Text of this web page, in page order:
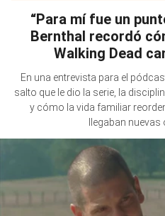
“Para mí fue un
Bernthal recordó
Walking Dead
En una entrevista para el
salto que le dio la serie, la
y cómo la vida familiar
llegaban